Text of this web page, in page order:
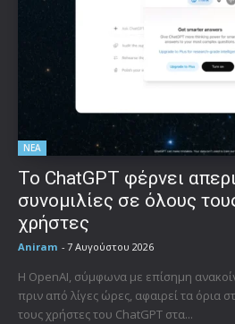
ΝΕΑ
Το ChatGPT φέρνει
συνομιλίες σε όλους
χρήστες
Aniram - 7 Αυγούστου 2026
Η OpenAI, σύμφωνα με επίσημη
πριν από λίγες ώρες, αφαιρεί τα όρια
τους χρήστες του ChatGPT στα...